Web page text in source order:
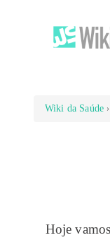
Wiki da Saúde
Hoje